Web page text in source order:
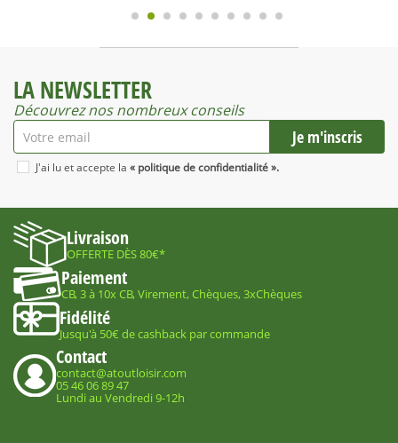
LA NEWSLETTER
Découvrez nos nombreux conseils
J'ai lu et accepte la « politique de confidentialité ».
Livraison
OFFERTE DÈS 80€*
Paiement
CB, 3 à 10x CB, Virement, Chèques, 3xChèques
Fidélité
Jusqu'à 50€ de cashback par commande
Contact
contact@atoutloisir.com
05 46 06 89 47
Lundi au Vendredi 9-12h